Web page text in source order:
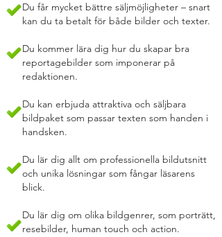
Du får mycket bättre säljmöjligheter – snart
kan du ta betalt för både bilder och texter.
Du kommer lära dig hur du skapar bra
reportagebilder som imponerar på
redaktionen.
Du kan erbjuda attraktiva och säljbara
bildpaket som passar texten som handen i
handsken.
Du lär dig allt om professionella bildutsnitt
och unika lösningar som fångar läsarens
blick.
Du lär dig om olika bildgenrer, som porträtt,
resebilder, human touch och action.